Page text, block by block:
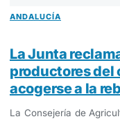
ANDALUCÍA
La Junta
productores del
acogerse a la
La Consejería de